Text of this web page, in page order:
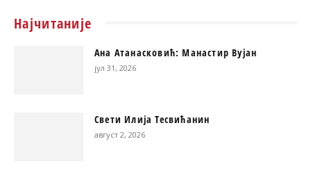
Најчитаније
Ана Атанасковић: Манастир Вујан
јул 31, 2026
Свети Илија Тесвићанин
август 2, 2026